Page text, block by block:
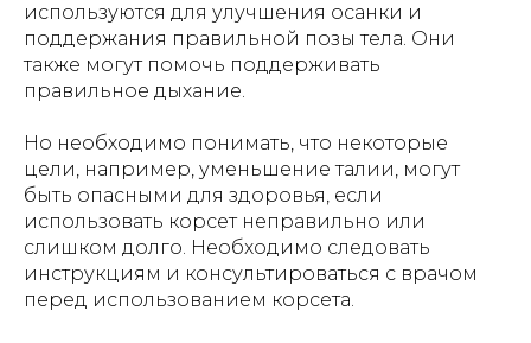
используются для улучшения осанки и
поддержания правильной позы тела. Они
также могут помочь поддерживать
правильное дыхание.
Но необходимо понимать, что некоторые
цели, например, уменьшение талии, могут
быть опасными для здоровья, если
использовать корсет неправильно или
слишком долго. Необходимо следовать
инструкциям и консультироваться с врачом
перед использованием корсета.